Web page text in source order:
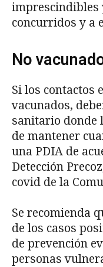
imprescindibles
concurridos y a
No
Si los contactos
vacunados,
sanitario donde
de mantener
una PDIA de
Detección
covid de la
Se recomienda
de los casos
de prevención
personas